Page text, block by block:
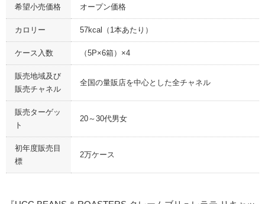
希望小売価格 オープン価格
カロリー 57kcal（1本あたり）
ケース入数 （5P×6箱）×4
販売地域及び
販売チャネル
全国の量販店を中心とした全チャネル
販売ターゲッ
ト
20～30代男女
初年度販売目
標
2万ケース